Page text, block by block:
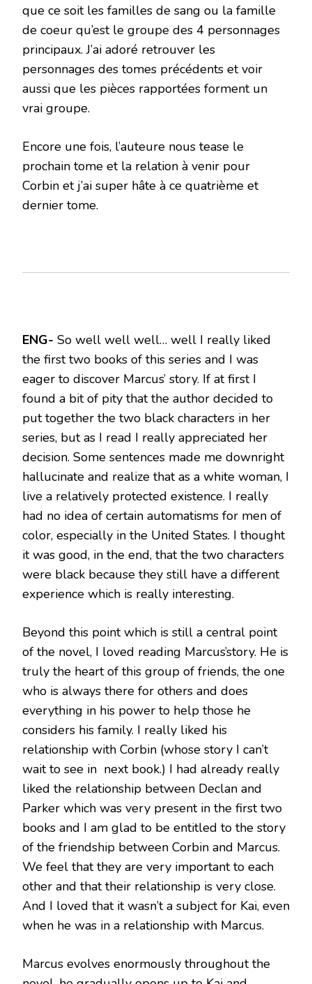
que ce soit les familles de sang ou la famille
de coeur qu’est le groupe des 4 personnages
principaux. J’ai adoré retrouver les
personnages des tomes précédents et voir
aussi que les pièces rapportées forment un
vrai groupe.
Encore une fois, l’auteure nous tease le
prochain tome et la relation à venir pour
Corbin et j’ai super hâte à ce quatrième et
dernier tome.
ENG- So well well well… well I really liked
the first two books of this series and I was
eager to discover Marcus’ story. If at first I
found a bit of pity that the author decided to
put together the two black characters in her
series, but as I read I really appreciated her
decision. Some sentences made me downright
hallucinate and realize that as a white woman, I
live a relatively protected existence. I really
had no idea of ​​certain automatisms for men of
color, especially in the United States. I thought
it was good, in the end, that the two characters
were black because they still have a different
experience which is really interesting.
Beyond this point which is still a central point
of the novel, I loved reading Marcus’story. He is
truly the heart of this group of friends, the one
who is always there for others and does
everything in his power to help those he
considers his family. I really liked his
relationship with Corbin (whose story I can’t
wait to see in next book.) I had already really
liked the relationship between Declan and
Parker which was very present in the first two
books and I am glad to be entitled to the story
of the friendship between Corbin and Marcus.
We feel that they are very important to each
other and that their relationship is very close.
And I loved that it wasn’t a subject for Kai, even
when he was in a relationship with Marcus.
Marcus evolves enormously throughout the